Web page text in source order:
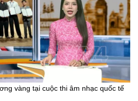
vàng tại cuộc thi âm nhạc quốc tế